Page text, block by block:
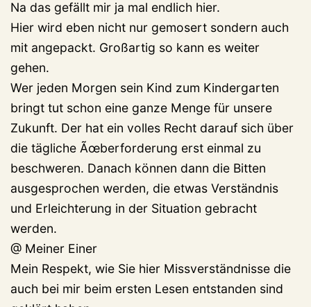
Na das gefällt mir ja mal endlich hier.
Hier wird eben nicht nur gemosert sondern auch
mit angepackt. Großartig so kann es weiter
gehen.
Wer jeden Morgen sein Kind zum Kindergarten
bringt tut schon eine ganze Menge für unsere
Zukunft. Der hat ein volles Recht darauf sich über
die tägliche Ãœberforderung erst einmal zu
beschweren. Danach können dann die Bitten
ausgesprochen werden, die etwas Verständnis
und Erleichterung in der Situation gebracht
werden.
@ Meiner Einer
Mein Respekt, wie Sie hier Missverständnisse die
auch bei mir beim ersten Lesen entstanden sind